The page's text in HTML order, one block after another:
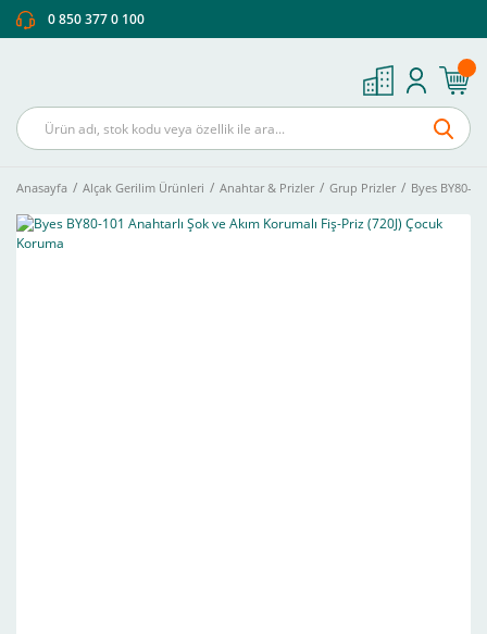
0 850 377 0 100
Anasayfa Alçak Gerilim Ürünleri Anahtar & Prizler Grup Prizler Byes BY80-